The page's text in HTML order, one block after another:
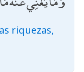
riquezas,